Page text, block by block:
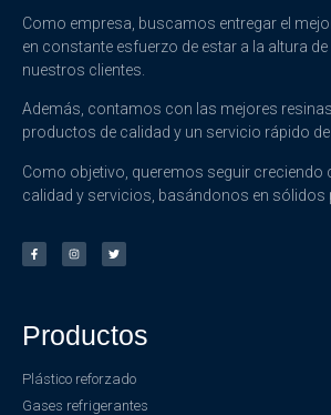
Como empresa, buscamos entregar el
en constante esfuerzo de estar a la altura
nuestros clientes.
Además, contamos con las mejores
productos de calidad y un servicio rápido de
Como objetivo, queremos seguir creciendo
calidad y servicios, basándonos en sólidos
Productos
Plástico reforzado
Gases refrigerantes